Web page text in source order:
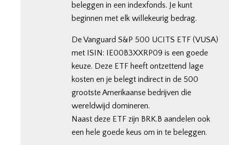
beleggen in een indexfonds. Je kunt
beginnen met elk willekeurig bedrag.
De Vanguard S&P 500 UCITS ETF (VUSA)
met ISIN: IE00B3XXRP09 is een goede
keuze. Deze ETF heeft ontzettend lage
kosten en je belegt indirect in de 500
grootste Amerikaanse bedrijven die
wereldwijd domineren.
Naast deze ETF zijn BRK.B aandelen ook
een hele goede keus om in te beleggen.